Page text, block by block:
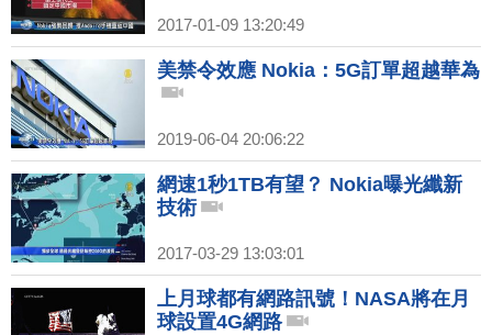
2017-01-09 13:20:49
美禁令效應 Nokia：5G訂單超越華為
2019-06-04 20:06:22
網速1秒1TB有望？ Nokia曝光纖新
技術
2017-03-29 13:03:01
上月球都有網路訊號！NASA將在月
球設置4G網路